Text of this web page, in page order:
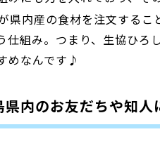
県内産の食材を注文するこ
組み。つまり、生協ひろ
めなんです♪
内のお友だちや知人